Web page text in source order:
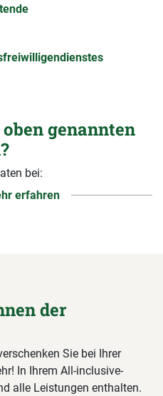
genannten
bei:
erfahren
der
Sie bei Ihrer
In Ihrem All-inclusive-
alle Leistungen enthalten.